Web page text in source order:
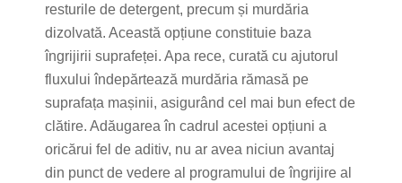
resturile de detergent, precum și murdăria
dizolvată. Această opțiune constituie baza
îngrijirii suprafeței. Apa rece, curată cu ajutorul
fluxului îndepărtează murdăria rămasă pe
suprafața mașinii, asigurând cel mai bun efect de
clătire. Adăugarea în cadrul acestei opțiuni a
oricărui fel de aditiv, nu ar avea niciun avantaj
din punct de vedere al programului de îngrijire al